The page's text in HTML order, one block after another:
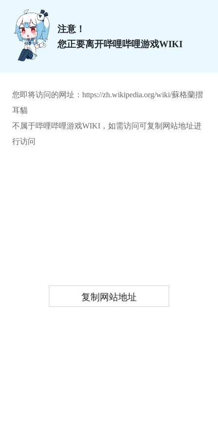
注意！
您正要离开哔哩哔哩游戏WIKI
您即将访问的网址： https://zh.wikipedia.org/wiki/蘇格蘭摺
耳貓
不属于哔哩哔哩游戏WIKI，如需访问可复制网站地址进
行访问
复制网站地址